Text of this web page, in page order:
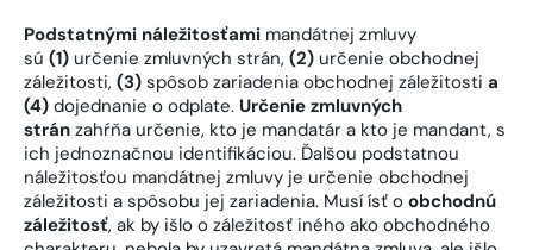
Podstatnými náležitosťami mandátnej zmluvy
sú (1) určenie zmluvných strán, (2) určenie obchodnej
záležitosti, (3) spôsob zariadenia obchodnej záležitosti a
(4) dojednanie o odplate. Určenie zmluvných
strán zahŕňa určenie, kto je mandatár a kto je mandant, s
ich jednoznačnou identifikáciou. Ďalšou podstatnou
náležitosťou mandátnej zmluvy je určenie obchodnej
záležitosti a spôsobu jej zariadenia. Musí ísť o obchodnú
záležitosť, ak by išlo o záležitosť iného ako obchodného